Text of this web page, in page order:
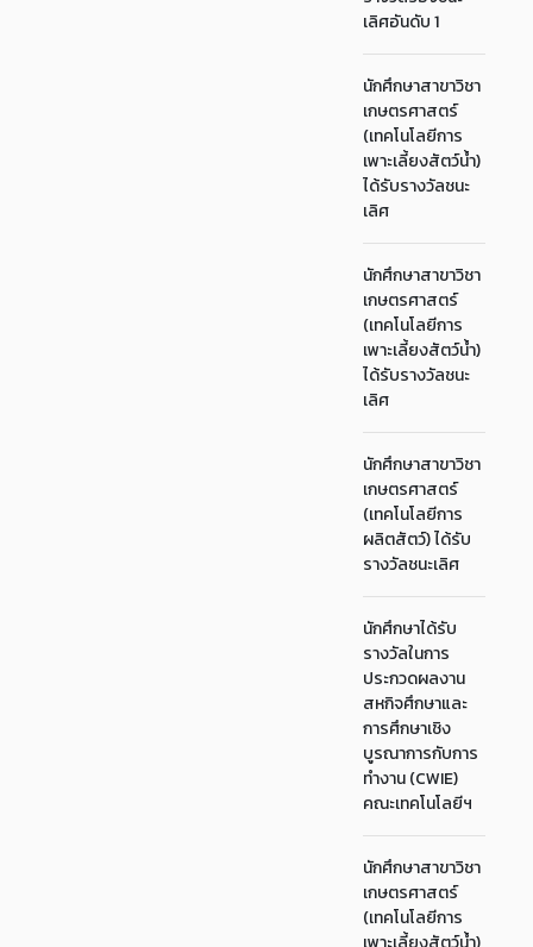
เลิศอันดับ 1
นักศึกษาสาขาวิชา
เกษตรศาสตร์
(เทคโนโลยีการ
เพาะเลี้ยงสัตว์น้ำ)
ได้รับรางวัลชนะ
เลิศ
นักศึกษาสาขาวิชา
เกษตรศาสตร์
(เทคโนโลยีการ
เพาะเลี้ยงสัตว์น้ำ)
ได้รับรางวัลชนะ
เลิศ
นักศึกษาสาขาวิชา
เกษตรศาสตร์
(เทคโนโลยีการ
ผลิตสัตว์) ได้รับ
รางวัลชนะเลิศ
นักศึกษาได้รับ
รางวัลในการ
ประกวดผลงาน
สหกิจศึกษาและ
การศึกษาเชิง
บูรณาการกับการ
ทำงาน (CWIE)
คณะเทคโนโลยีฯ
นักศึกษาสาขาวิชา
เกษตรศาสตร์
(เทคโนโลยีการ